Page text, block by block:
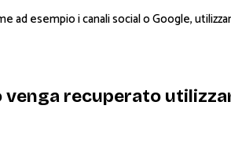
ad esempio i canali social o Google,
venga recuperato